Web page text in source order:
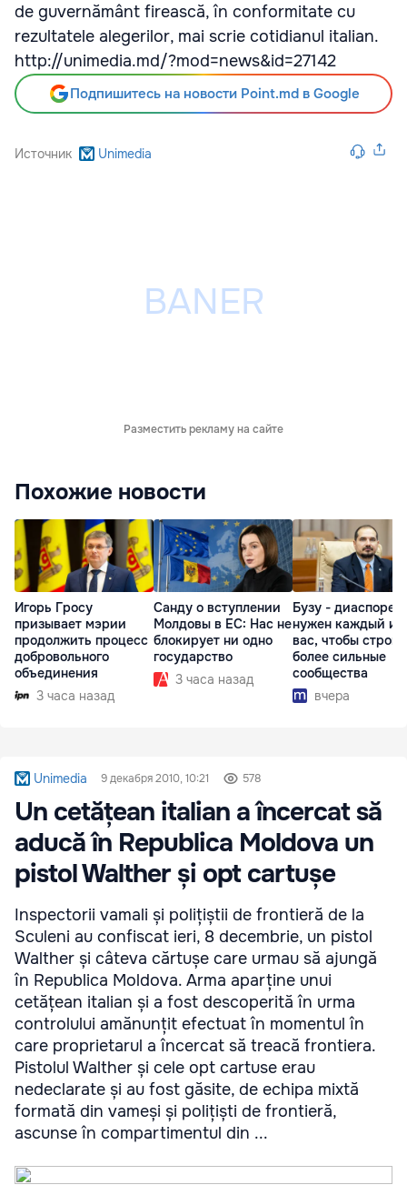
de guvernământ firească, în conformitate cu
rezultatele alegerilor, mai scrie cotidianul italian.
http://unimedia.md/?mod=news&id=27142
Подпишитесь на новости Point.md в Google
Источник Unimedia
Разместить рекламу на сайте
Похожие новости
Игорь Гросу
призывает мэрии
продолжить процесс
добровольного
объединения
3 часа назад
Санду о вступлении
Молдовы в ЕС: Нас не
блокирует ни одно
государство
3 часа назад
Бузу - диаспоре:
нужен каждый из
вас, чтобы
более сильные
сообщества
вчера
Unimedia 9 декабря 2010, 10:21 578
Un cetățean italian a încercat să
aducă în Republica Moldova un
pistol Walther și opt cartușe
Inspectorii vamali și polițiștii de frontieră de la
Sculeni au confiscat ieri, 8 decembrie, un pistol
Walther și câteva cărtușe care urmau să ajungă
în Republica Moldova. Arma aparține unui
cetățean italian și a fost descoperită în urma
controlului amănunțit efectuat în momentul în
care proprietarul a încercat să treacă frontiera.
Pistolul Walther și cele opt cartuse erau
nedeclarate și au fost găsite, de echipa mixtă
formată din vameși și polițiști de frontieră,
ascunse în compartimentul din ...